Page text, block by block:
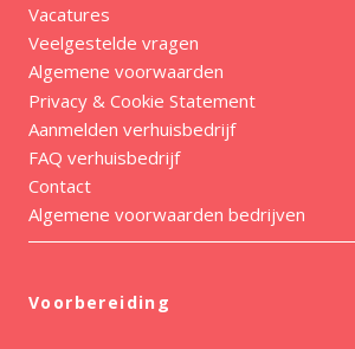
Vacatures
Veelgestelde vragen
Algemene voorwaarden
Privacy & Cookie Statement
Aanmelden verhuisbedrijf
FAQ verhuisbedrijf
Contact
Algemene voorwaarden bedrijven
Voorbereiding